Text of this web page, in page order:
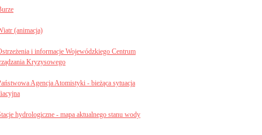
(animacja)
i informacje Wojewódzkiego Centrum
Kryzysowego
Agencja Atomistyki - bieżąca sytuacja
hydrologiczne - mapa aktualnego stanu wody